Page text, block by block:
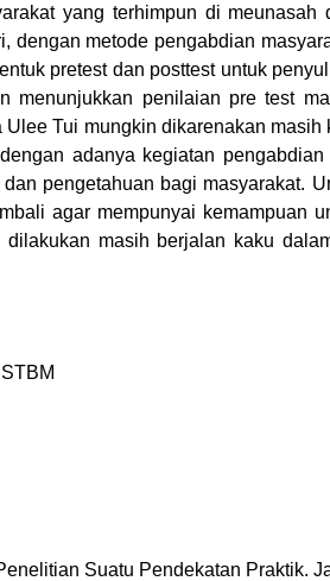
yang terhimpun di
dengan metode pengabdian
pretest dan posttest untuk
menunjukkan penilaian pre test
Ulee Tui mungkin dikarenakan
adanya kegiatan
pengetahuan bagi masyarakat.
agar mempunyai kemampuan
masih berjalan kaku
Suatu Pendekatan Praktik.